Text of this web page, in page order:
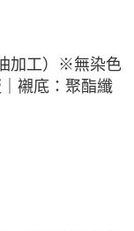
加工）※無染色
襯底：聚酯纖